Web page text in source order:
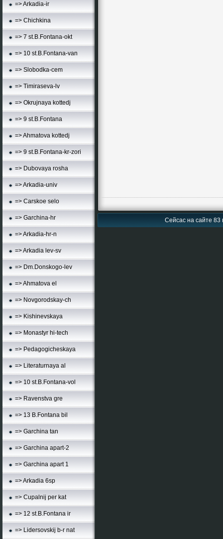
=> Arkadia-ir
=> Chichkina
=> 7 st.B.Fontana-okt
=> 10 st.B.Fontana-van
=> Slobodka-cem
=> Timiraseva-lv
=> Okrujnaya kottedj
=> 9 st.B.Fontana
=> Ahmatova kottedj
=> 9 st.B.Fontana-kr-zori
=> Dubovaya rosha
=> Arkadia-univ
=> Carskoe selo
=> Garchina-hr
=> Arkadia-hr-n
=> Arkadia lev-sv
=> Dm.Donskogo-lev
=> Ahmatova el
=> Novgorodskay-ch
=> Kishinevskaya
=> Monastyr hi-tech
=> Pedagogicheskaya
=> Literaturnaya al
=> 10 st.B.Fontana-vol
=> Ravenstva gre
=> 13 B.Fontana bil
=> Garchina tan
=> Garchina apart-2
=> Garchina apart 1
=> Arkadia 6sp
=> Cupalnij per kat
=> 12 st.B.Fontana ir
=> Lidersovskij b-r nat
Сейсас на сайте 83